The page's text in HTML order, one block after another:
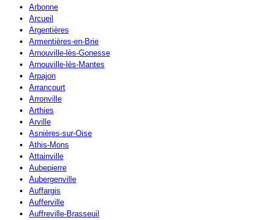
Arbonne
Arcueil
Argentières
Armentières-en-Brie
Arnouville-lès-Gonesse
Arnouville-lès-Mantes
Arpajon
Arrancourt
Arronville
Arthies
Arville
Asnières-sur-Oise
Athis-Mons
Attainville
Aubepierre
Aubergenville
Auffargis
Aufferville
Auffreville-Brasseuil